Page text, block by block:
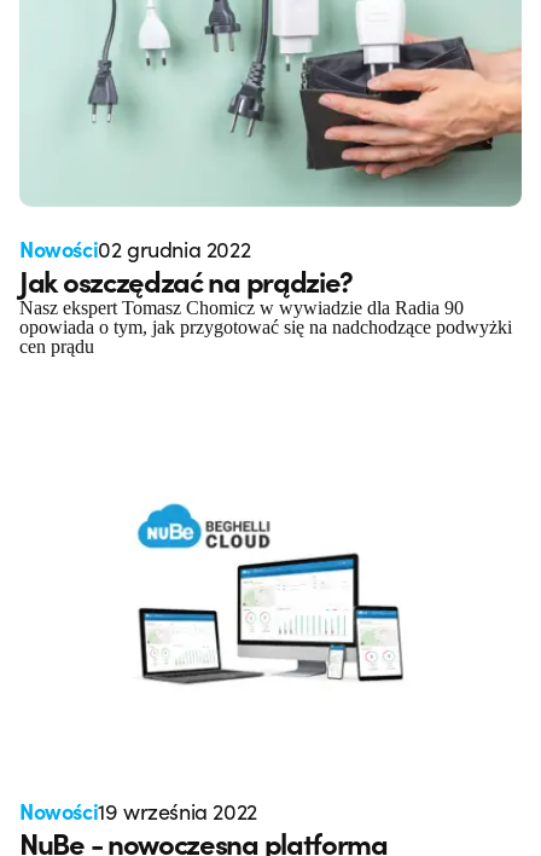
Nowości02 grudnia 2022
Jak oszczędzać na prądzie?
Nasz ekspert Tomasz Chomicz w wywiadzie dla Radia 90
opowiada o tym, jak przygotować się na nadchodzące podwyżki
cen prądu
Nowości19 września 2022
NuBe - nowoczesna platforma